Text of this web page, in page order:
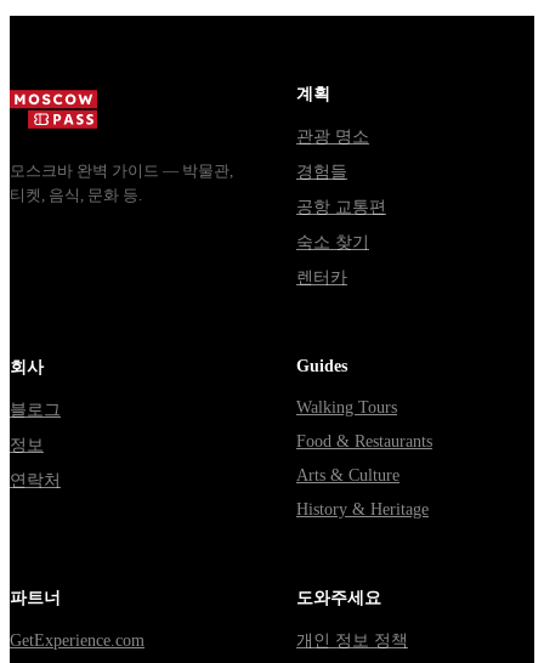
через
Владими...
모스크바 완벽 가이드 — 박물관,
티켓, 음식, 문화 등.
계획
관광 명소
경험들
공항 교통편
숙소 찾기
렌터카
회사
블로그
정보
연락처
Guides
Walking Tours
Food & Restaurants
Arts & Culture
History & Heritage
파트너
GetExperience.com
도와주세요
개인 정보 정책